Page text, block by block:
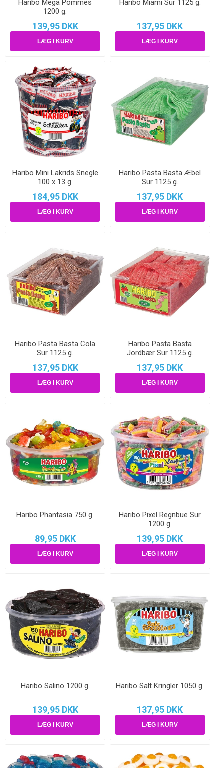
Haribo Mega Pommes
1200 g.
139,95 DKK
Haribo Miami Sur 1125 g.
137,95 DKK
Haribo Mini Lakrids Snegle
100 x 13 g.
184,95 DKK
Haribo Pasta Basta Æbel
Sur 1125 g.
137,95 DKK
Haribo Pasta Basta Cola
Sur 1125 g.
137,95 DKK
Haribo Pasta Basta
Jordbær Sur 1125 g.
137,95 DKK
Haribo Phantasia 750 g.
89,95 DKK
Haribo Pixel Regnbue Sur
1200 g.
139,95 DKK
Haribo Salino 1200 g.
139,95 DKK
Haribo Salt Kringler 1050 g.
137,95 DKK